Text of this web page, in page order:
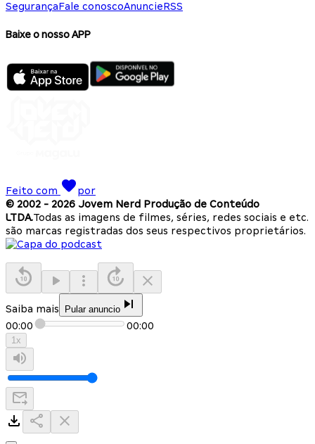
SegurançaFale conoscoAnuncieRSS
Baixe o nosso APP
Feito com
por
© 2002 - 2026 Jovem Nerd Produção de Conteúdo
LTDA.Todas as imagens de filmes, séries, redes sociais e etc.
são marcas registradas dos seus respectivos proprietários.
Saiba mais Pular anuncio
00:00 00:00
1x